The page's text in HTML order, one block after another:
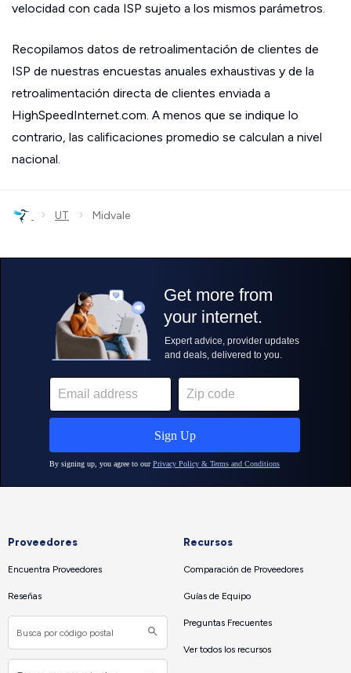
velocidad con cada ISP sujeto a los mismos parámetros.
Recopilamos datos de retroalimentación de clientes de
ISP de nuestras encuestas anuales exhaustivas y de la
retroalimentación directa de clientes enviada a
HighSpeedInternet.com. A menos que se indique lo
contrario, las calificaciones promedio se calculan a nivel
nacional.
› UT › Midvale
Proveedores
Encuentra Proveedores
Reseñas
Recursos
Comparación de Proveedores
Guías de Equipo
Preguntas Frecuentes
Ver todos los recursos